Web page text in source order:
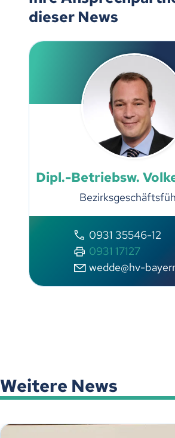
dieser News
Dipl.-Betriebsw.
0931 35546-12
0931 17127
wedde@hv-
Weitere News